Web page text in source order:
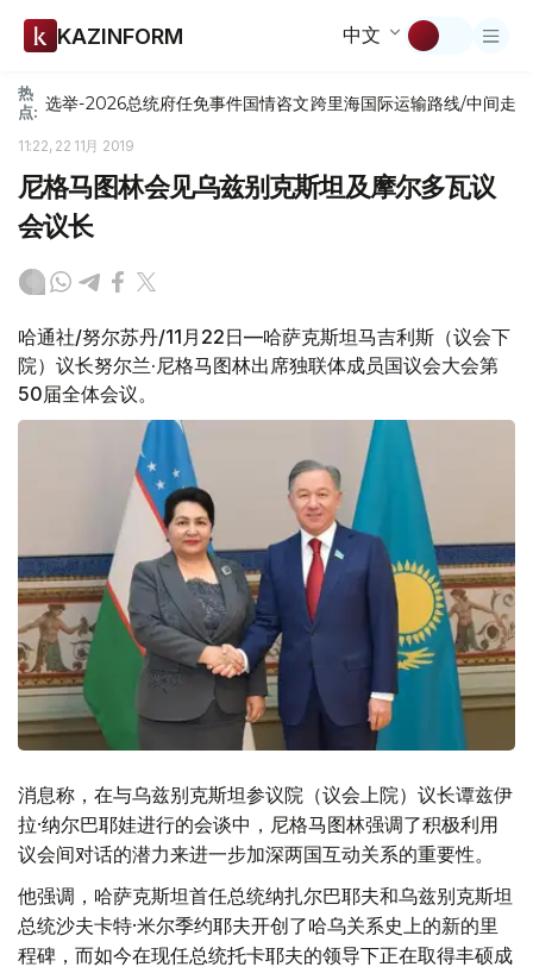
KAZINFORM 中文
热
点: 选举-2026总统府任免事件国情咨文跨里海国际运输路线/中间走廊
11:22, 22 11月 2019
尼格马图林会见乌兹别克斯坦及摩尔多瓦议
会议长
哈通社/努尔苏丹/11月22日—哈萨克斯坦马吉利斯（议会下
院）议长努尔兰·尼格马图林出席独联体成员国议会大会第
50届全体会议。
消息称，在与乌兹别克斯坦参议院（议会上院）议长谭兹伊
拉·纳尔巴耶娃进行的会谈中，尼格马图林强调了积极利用
议会间对话的潜力来进一步加深两国互动关系的重要性。
他强调，哈萨克斯坦首任总统纳扎尔巴耶夫和乌兹别克斯坦
总统沙夫卡特·米尔季约耶夫开创了哈乌关系史上的新的里
程碑，而如今在现任总统托卡耶夫的领导下正在取得丰硕成